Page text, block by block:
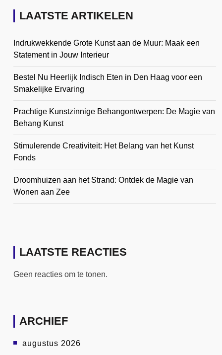
LAATSTE ARTIKELEN
Indrukwekkende Grote Kunst aan de Muur: Maak een
Statement in Jouw Interieur
Bestel Nu Heerlijk Indisch Eten in Den Haag voor een
Smakelijke Ervaring
Prachtige Kunstzinnige Behangontwerpen: De Magie van
Behang Kunst
Stimulerende Creativiteit: Het Belang van het Kunst
Fonds
Droomhuizen aan het Strand: Ontdek de Magie van
Wonen aan Zee
LAATSTE REACTIES
Geen reacties om te tonen.
ARCHIEF
augustus 2026